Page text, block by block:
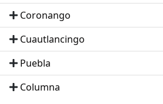
Coronango
Cuautlancingo
Puebla
Columna